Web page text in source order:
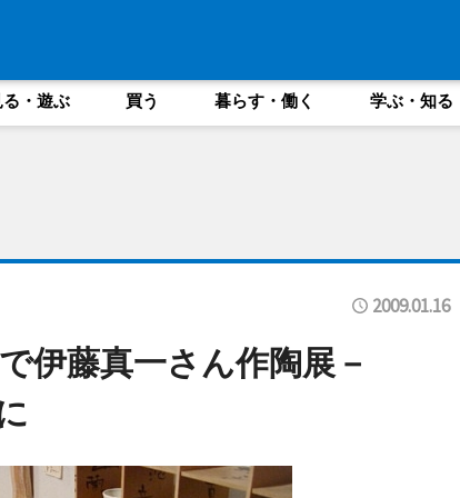
る・遊ぶ 買う 暮らす・働く 学ぶ・知る
2009.01.16
伊藤真一さん作陶展－